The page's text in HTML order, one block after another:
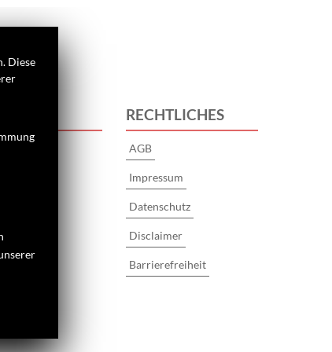
RECHTLICHES
AGB
Impressum
Datenschutz
Disclaimer
Barrierefreiheit
Diese